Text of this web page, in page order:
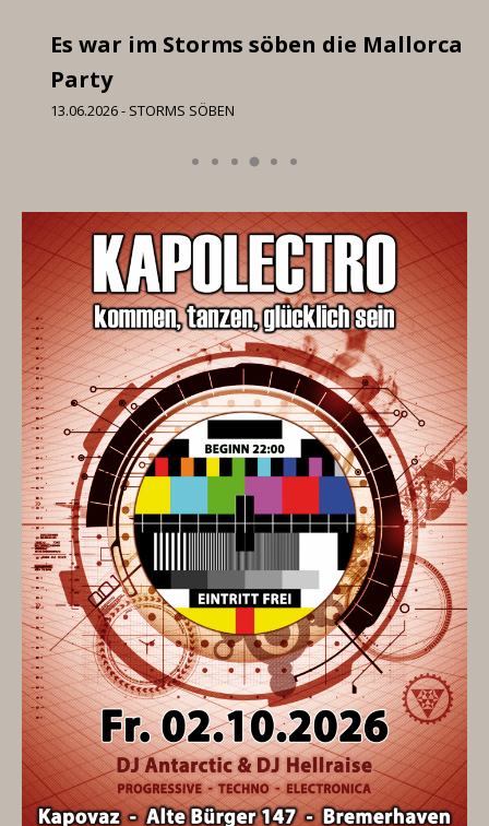
Es war im Storms söben die Mallorca
Party
13.06.2026 - STORMS SÖBEN